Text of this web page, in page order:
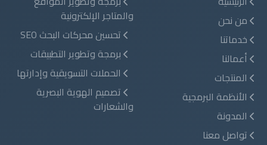
من نحن
خدماتنا
أعمالنا
المنتجات
الأنظمة البرمجية
المدونة
تواصل معنا
والمتاجر الإلكترونية
تحسين محركات البحث SEO
برمجة وتطوير التطبيقات
الحملات التسويقية وإدارتها
تصميم الهوية البصرية
والشعارات